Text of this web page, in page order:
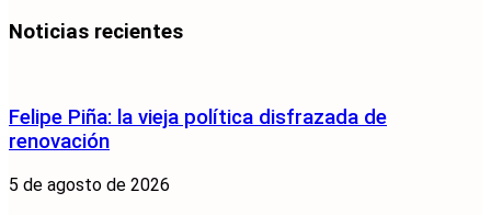
Noticias recientes
Felipe Piña: la vieja política disfrazada de
renovación
5 de agosto de 2026